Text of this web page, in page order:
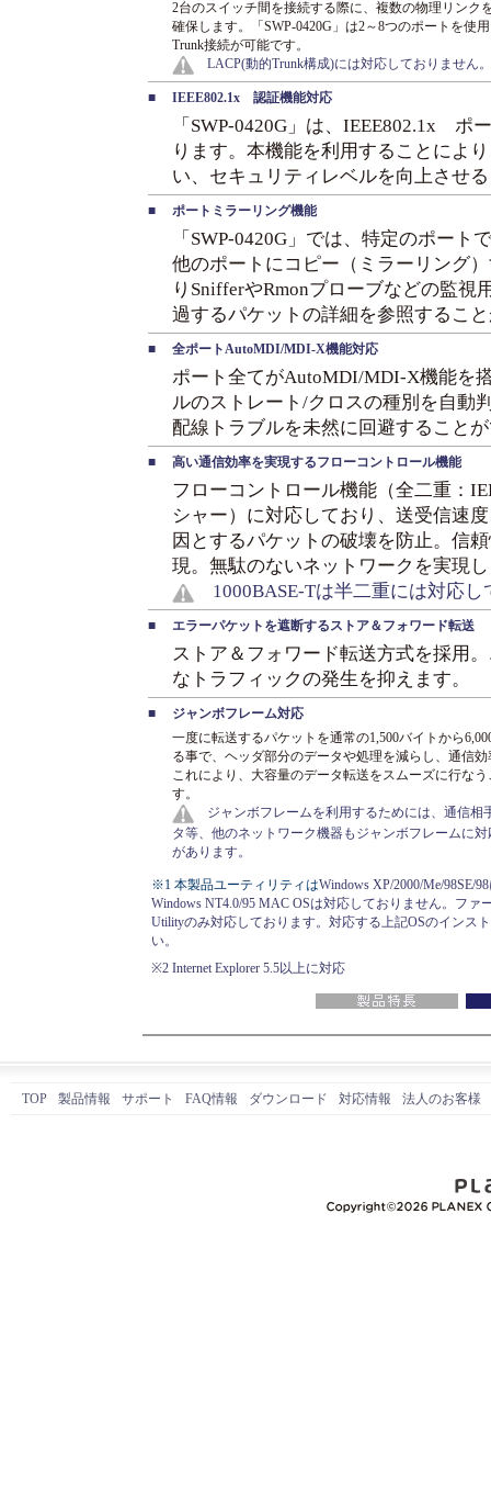
2台のスイッチ間を接続する際に、複数の物理リンク
確保します。「SWP-0420G」は2～8つのポートを使
Trunk接続が可能です。
LACP(動的Trunk構成)には対応しておりません。
■ IEEE802.1x 認証機能対応
「SWP-0420G」は、IEEE802.1x ポ
ります。本機能を利用することによ
い、セキュリティレベルを向上させ
■ ポートミラーリング機能
「SWP-0420G」では、特定のポー
他のポートにコピー（ミラーリング
りSnifferやRmonプローブなどの監視
過するパケットの詳細を参照するこ
■ 全ポートAutoMDI/MDI-X機能対応
ポート全てがAutoMDI/MDI-X機能を
ルのストレート/クロスの種別を自動
配線トラブルを未然に回避すること
■ 高い通信効率を実現するフローコントロール機能
フローコントロール機能（全二重：
シャー）に対応しており、送受信速
因とするパケットの破壊を防止。信
現。無駄のないネットワークを実現
1000BASE-Tは半二重には対応し
■ エラーパケットを遮断するストア＆フォワード転送
ストア＆フォワード転送方式を採用
なトラフィックの発生を抑えます。
■
ジャンボフレーム対応
一度に転送するパケットを通常の1,500バイトから
る事で、ヘッダ部分のデータや処理を減らし、通信
これにより、大容量のデータ転送をスムーズに行な
す。
ジャンボフレームを利用するためには、通信相
タ等、他のネットワーク機器もジャンボフレームに
があります。
※1 本製品ユーティリティはWindows XP/2000/Me/98SE/
Windows NT4.0/95 MAC OSは対応しておりません。ファ
Utilityのみ対応しております。対応する上記OSのインス
い。
※2 Internet Explorer 5.5以上に対応
TOP 製品情報 サポート FAQ情報 ダウンロード 対応情報 法人のお客様